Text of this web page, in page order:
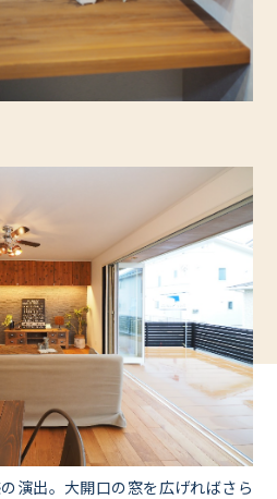
演出。大開口の窓を広げればさら